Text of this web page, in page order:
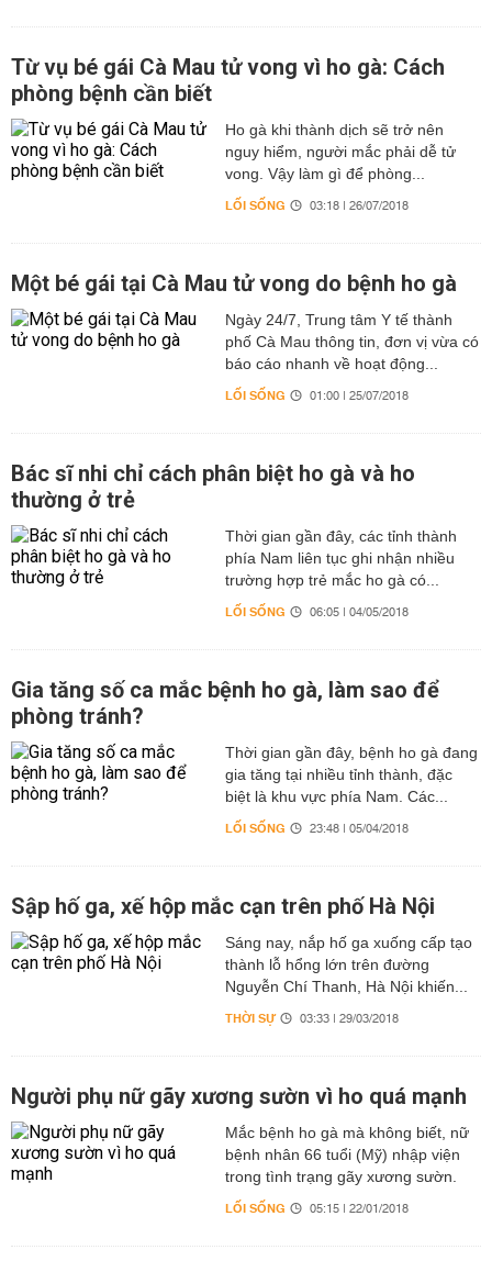
Từ vụ bé gái Cà Mau tử vong vì ho gà: Cách
phòng bệnh cần biết
Ho gà khi thành dịch sẽ trở nên
nguy hiểm, người mắc phải dễ tử
vong. Vậy làm gì để phòng...
LỐI SỐNG 03:18 | 26/07/2018
Một bé gái tại Cà Mau tử vong do bệnh ho gà
Ngày 24/7, Trung tâm Y tế thành
phố Cà Mau thông tin, đơn vị vừa có
báo cáo nhanh về hoạt động...
LỐI SỐNG 01:00 | 25/07/2018
Bác sĩ nhi chỉ cách phân biệt ho gà và ho
thường ở trẻ
Thời gian gần đây, các tỉnh thành
phía Nam liên tục ghi nhận nhiều
trường hợp trẻ mắc ho gà có...
LỐI SỐNG 06:05 | 04/05/2018
Gia tăng số ca mắc bệnh ho gà, làm sao để
phòng tránh?
Thời gian gần đây, bệnh ho gà đang
gia tăng tại nhiều tỉnh thành, đặc
biệt là khu vực phía Nam. Các...
LỐI SỐNG 23:48 | 05/04/2018
Sập hố ga, xế hộp mắc cạn trên phố Hà Nội
Sáng nay, nắp hố ga xuống cấp tạo
thành lỗ hổng lớn trên đường
Nguyễn Chí Thanh, Hà Nội khiến...
THỜI SỰ 03:33 | 29/03/2018
Người phụ nữ gãy xương sườn vì ho quá mạnh
Mắc bệnh ho gà mà không biết, nữ
bệnh nhân 66 tuổi (Mỹ) nhập viện
trong tình trạng gãy xương sườn.
LỐI SỐNG 05:15 | 22/01/2018